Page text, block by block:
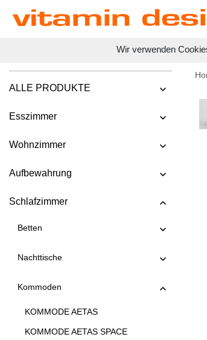
Wir verwenden
ALLE PRODUKTE
Esszimmer
Wohnzimmer
Aufbewahrung
Schlafzimmer
Betten
Nachttische
Kommoden
KOMMODE AETAS
KOMMODE AETAS SPACE